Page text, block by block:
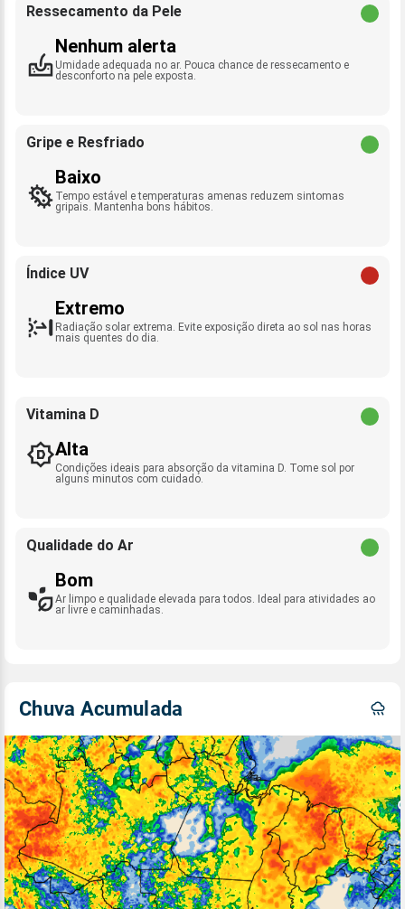
Ressecamento da Pele
Nenhum alerta
Umidade adequada no ar. Pouca chance de ressecamento e
desconforto na pele exposta.
Gripe e Resfriado
Baixo
Tempo estável e temperaturas amenas reduzem sintomas
gripais. Mantenha bons hábitos.
Índice UV
Extremo
Radiação solar extrema. Evite exposição direta ao sol nas horas
mais quentes do dia.
Vitamina D
Alta
Condições ideais para absorção da vitamina D. Tome sol por
alguns minutos com cuidado.
Qualidade do Ar
Bom
Ar limpo e qualidade elevada para todos. Ideal para atividades ao
ar livre e caminhadas.
Chuva Acumulada